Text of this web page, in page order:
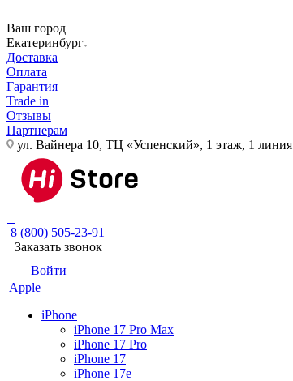
Ваш город
Екатеринбург
Доставка
Оплата
Гарантия
Trade in
Отзывы
Партнерам
ул. Вайнера 10, ТЦ «Успенский», 1 этаж, 1 линия
8 (800) 505-23-91
Заказать звонок
Войти
Apple
iPhone
iPhone 17 Pro Max
iPhone 17 Pro
iPhone 17
iPhone 17e